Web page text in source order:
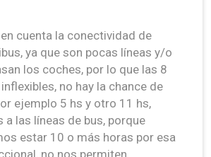
cuenta la conectividad de
ya que son pocas líneas y/o
los coches, por lo que las 8
no hay la chance de
ejemplo 5 hs y otro 11 hs,
a las líneas de bus, porque
estar 10 o más horas por esa
no nos permiten